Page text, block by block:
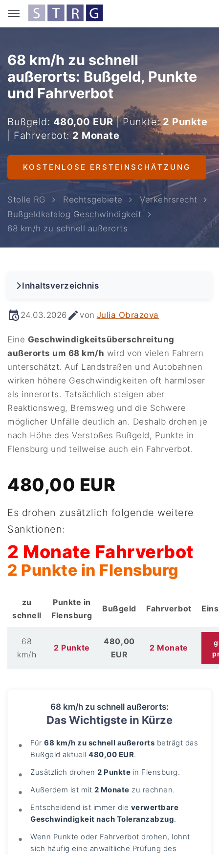
68 km/h zu schnell
außerorts: Bußgeld, Punkte
und Fahrverbot
Bußgeld: 480,00 EUR| Punkte: 2 Punkte
| Fahrverbot: 2 Monate
KOSTENLOSE ERSTEINSCHÄTZUNG
Stolle RG Rechtsgebiete
Verkehrsrecht
Bußgeldkatalog Geschwindigkeit
68 km/h zu schnell außerorts
24.03.2026 von Julia Obrazova
Eine Geschwindigkeitsüberschreitung
außerorts um 68 km/h wird von vielen Fahrern
unterschätzt. Auf Landstraßen und Autobahnen
wirken höhere Geschwindigkeiten oft harmloser
als innerorts. Tatsächlich steigen aber
Reaktionsweg, Bremsweg und die Schwere
möglicher Unfälle deutlich an. Deshalb drohen je
nach Höhe des Verstoßes Bußgeld, Punkte in
Flensburg und teilweise auch ein Fahrverbot.
480,00 EUR
Es drohen zusätzlich folgende weitere
Sanktionen:
2 Monate Fahrverbot
2 Punkte in Flensburg
zu
schnell
Punkte in
Flensburg
Bußgeld Fahrverbot
68
km/h
2 Punkte
480,00
EUR
2 Monate
68 km/h zu schnell außerorts:
Das Wichtigste in Kürze
Für68 km/h zu schnell außerorts beträgt das
Bußgeld aktuell480,00 EUR.
Zusätzlich drohen2 Punkte in Flensburg.
Außerdem ist mit 2 Monate zu rechnen.
Entscheidend ist immer die verwertbare
Geschwindigkeit nach Toleranzabzug.
Wenn Punkte oder Fahrverbot drohen, lohnt
sich häufig eine anwaltliche Prüfung des
Inhaltsverzeichnis